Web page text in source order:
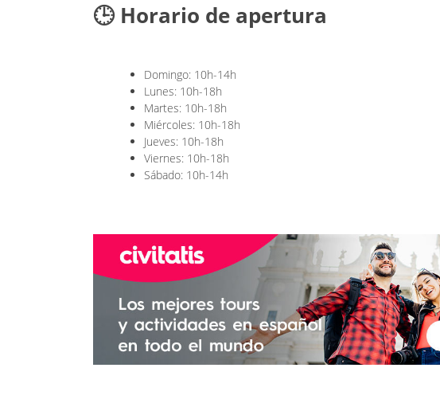
🕒 Horario de apertura
Domingo: 10h-14h
Lunes: 10h-18h
Martes: 10h-18h
Miércoles: 10h-18h
Jueves: 10h-18h
Viernes: 10h-18h
Sábado: 10h-14h